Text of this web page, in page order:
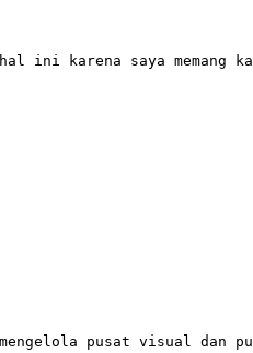
hal ini karena saya memang
pusat visual dan